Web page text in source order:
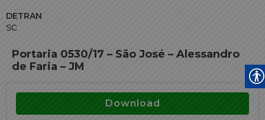
DETRAN
SC
Portaria 0530/17 – São José – Alessandro
de Faria – JM
Download